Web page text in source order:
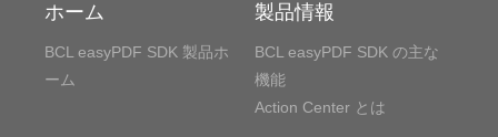
ホーム
BCL easyPDF SDK 製品ホ
ーム
製品情報
BCL easyPDF SDK の主な
機能
Action Center とは